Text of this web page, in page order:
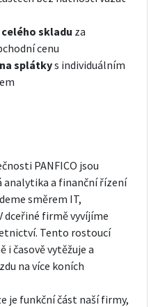
skladu za
cenu
splátkys individuálním
PANFICO jsou
a finanční řízení
směrem IT,
firmě vyvíjíme
Tento rostoucí
i časově vytěžuje a
na více koních
je funkční část naší firmy,